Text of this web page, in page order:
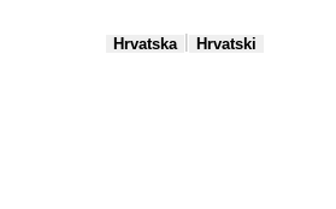
Hrvatska Hrvatski